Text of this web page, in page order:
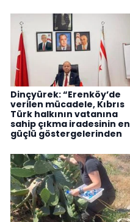
Dinçyürek: “Erenköy’de
verilen mücadele, Kıbrıs
Türk halkının vatanına
sahip çıkma iradesinin en
güçlü göstergelerinden